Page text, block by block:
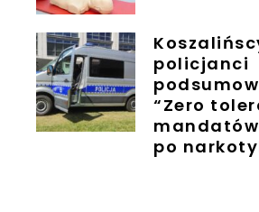
policjanci
“Zero
po